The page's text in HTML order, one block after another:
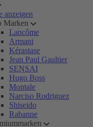
anzeigen
Marken
Lancôme
Armani
Kérastase
Jean Paul Gaultier
SENSAI
Hugo Boss
Montale
Narciso Rodriguez
Shiseido
Rabanne